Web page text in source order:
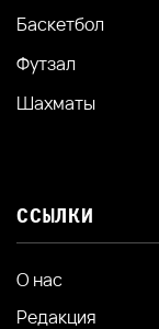
Баскетбол
Футзал
Шахматы
ССЫЛКИ
О нас
Редакция